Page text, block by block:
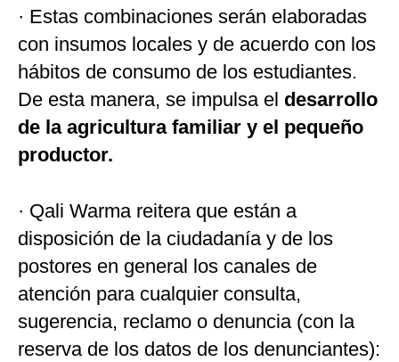
· Estas combinaciones serán elaboradas
con insumos locales y de acuerdo con los
hábitos de consumo de los estudiantes.
De esta manera, se impulsa el desarrollo
de la agricultura familiar y el pequeño
productor.
· Qali Warma reitera que están a
disposición de la ciudadanía y de los
postores en general los canales de
atención para cualquier consulta,
sugerencia, reclamo o denuncia (con la
reserva de los datos de los denunciantes):